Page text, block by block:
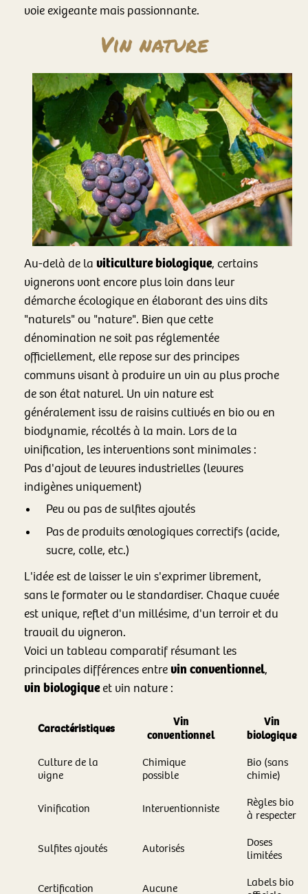
voie exigeante mais passionnante.
Vin nature
Au-delà de la viticulture biologique, certains
vignerons vont encore plus loin dans leur
démarche écologique en élaborant des vins dits
"naturels" ou "nature". Bien que cette
dénomination ne soit pas réglementée
officiellement, elle repose sur des principes
communs visant à produire un vin au plus proche
de son état naturel. Un vin nature est
généralement issu de raisins cultivés en bio ou en
biodynamie, récoltés à la main. Lors de la
vinification, les interventions sont minimales :
Pas d'ajout de levures industrielles (levures
indigènes uniquement)
Peu ou pas de sulfites ajoutés
Pas de produits œnologiques correctifs (acide,
sucre, colle, etc.)
L'idée est de laisser le vin s'exprimer librement,
sans le formater ou le standardiser. Chaque cuvée
est unique, reflet d'un millésime, d'un terroir et du
travail du vigneron.
Voici un tableau comparatif résumant les
principales différences entrevin conventionnel,
vin biologiqueet vin nature :
Caractéristiques
Vin
conventionnel
Vin
biologique
Culture de la
vigne
Chimique
possible
Bio (sans
chimie)
Vinification Interventionniste
Règles bio
à respecter
Sulfites ajoutés Autorisés
Doses
limitées
Certification Aucune
Labels bio